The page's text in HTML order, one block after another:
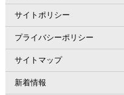
サイトポリシー
プライバシーポリシー
サイトマップ
新着情報